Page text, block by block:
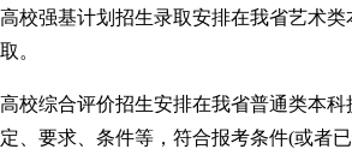
高校强基计划招生录取安排在我省艺术
取。
高校综合评价招生安排在我省普通类本
定、要求、条件等，符合报考条件(或者